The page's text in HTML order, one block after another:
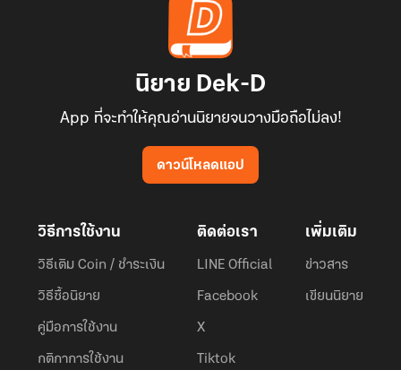
นิยาย Dek-D
App ที่จะทำให้คุณอ่านนิยายจนวางมือถือไม่ลง!
ดาวน์โหลดแอป
วิธีการใช้งาน
วิธีเติม Coin / ชำระเงิน
วิธีซื้อนิยาย
คู่มือการใช้งาน
กติกาการใช้งาน
ติดต่อเรา
LINE Official
Facebook
X
Tiktok
เพิ่มเติม
ข่าวสาร
เขียนนิยาย